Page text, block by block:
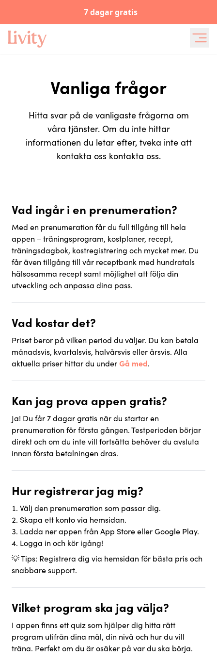
7 dagar gratis
Vanliga frågor
Hitta svar på de vanligaste frågorna om
våra tjänster. Om du inte hittar
informationen du letar efter, tveka inte att
kontakta oss kontakta oss.
Vad ingår i en prenumeration?
Med en prenumeration får du full tillgång till hela
appen – träningsprogram, kostplaner, recept,
träningsdagbok, kostregistrering och mycket mer. Du
får även tillgång till vår receptbank med hundratals
hälsosamma recept samt möjlighet att följa din
utveckling och anpassa dina pass.
Vad kostar det?
Priset beror på vilken period du väljer. Du kan betala
månadsvis, kvartalsvis, halvårsvis eller årsvis. Alla
aktuella priser hittar du underGå med.
Kan jag prova appen gratis?
Ja! Du får 7 dagar gratis när du startar en
prenumeration för första gången. Testperioden börjar
direkt och om du inte vill fortsätta behöver du avsluta
innan första betalningen dras.
Hur registrerar jag mig?
Välj den prenumeration som passar dig.
Skapa ett konto via hemsidan.
Ladda ner appen från App Store eller Google Play.
Logga in och kör igång!
💡 Tips: Registrera dig via hemsidan för bästa pris och
snabbare support.
Vilket program ska jag välja?
I appen finns ett quiz som hjälper dig hitta rätt
program utifrån dina mål, din nivå och hur du vill
träna. Perfekt om du är osäker på var du ska börja.